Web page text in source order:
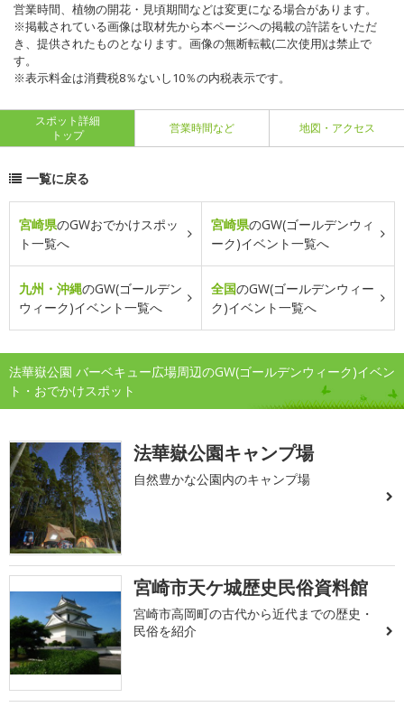
営業時間、植物の開花・見頃期間などは変更になる場合があります。
※掲載されている画像は取材先から本ページへの掲載の許諾をいただ
き、提供されたものとなります。画像の無断転載(二次使用)は禁止で
す。
※表示料金は消費税8％ないし10％の内税表示です。
スポット詳細
トップ
営業時間など 地図・アクセス
一覧に戻る
宮崎県のGWおでかけスポッ
ト一覧へ
宮崎県のGW(ゴールデンウィ
ーク)イベント一覧へ
九州・沖縄のGW(ゴールデン
ウィーク)イベント一覧へ
全国のGW(ゴールデンウィー
ク)イベント一覧へ
法華嶽公園 バーベキュー広場周辺のGW(ゴールデンウィーク)イベン
ト・おでかけスポット
法華嶽公園キャンプ場
自然豊かな公園内のキャンプ場
宮崎市天ケ城歴史民俗資料館
宮崎市高岡町の古代から近代までの歴史・
民俗を紹介